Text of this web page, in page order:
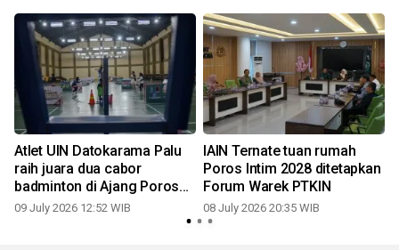
Atlet UIN Datokarama Palu
raih juara dua cabor
badminton di Ajang Poros
Intim IV
09 July 2026 12:52 WIB
IAIN Ternate tuan rumah
Poros Intim 2028 ditetapkan
Forum Warek PTKIN
08 July 2026 20:35 WIB